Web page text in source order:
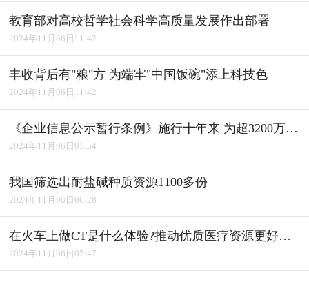
教育部对高校哲学社会科学高质量发展作出部署
2024年11月06日11:42
丰收背后有"粮"方 为端牢"中国饭碗"添上科技色
2024年11月06日11:42
《企业信息公示暂行条例》施行十年来 为超3200万户经营主体修复信用
2024年11月06日05:54
我国筛选出耐盐碱种质资源1100多份
2024年11月06日06:28
在火车上做CT是什么体验?推动优质医疗资源更好惠及基层
2024年11月06日05:47